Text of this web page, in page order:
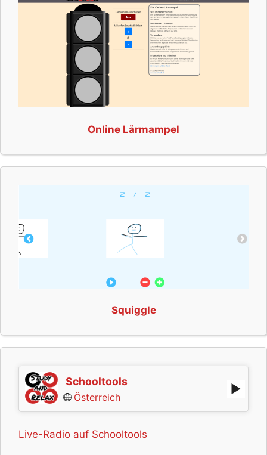
Online Lärmampel
Squiggle
Schooltools
Österreich
Live-Radio auf Schooltools